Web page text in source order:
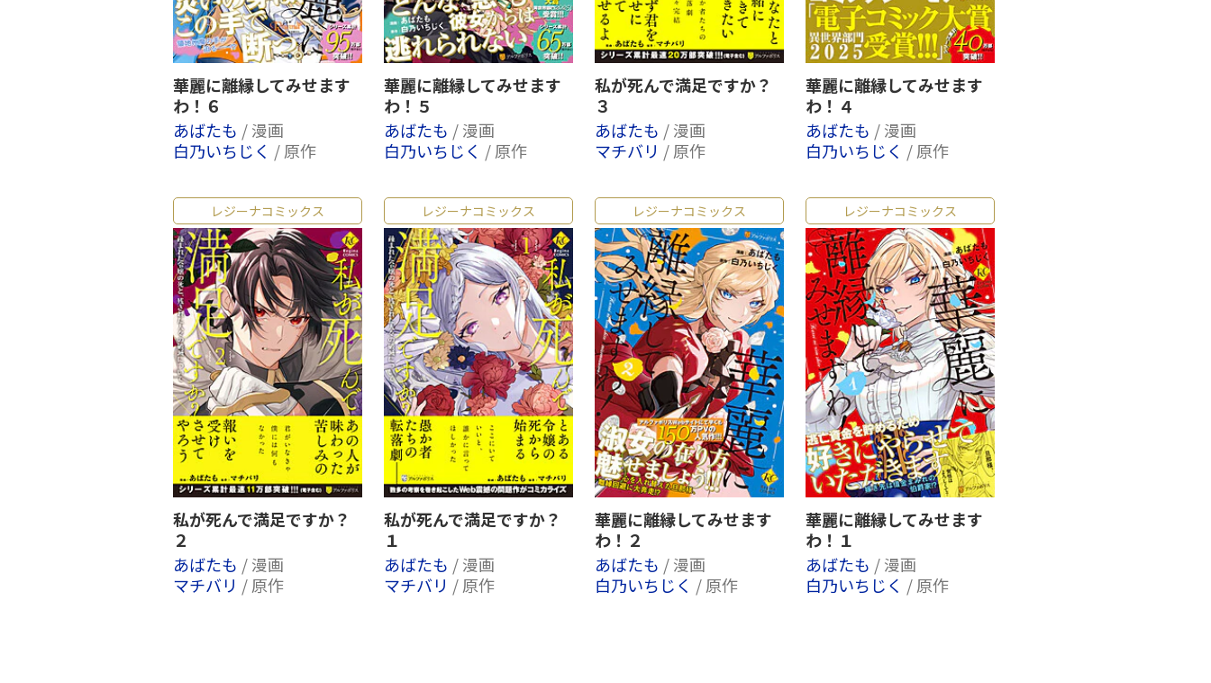
華麗に離縁してみせます
わ！６
あばたも / 漫画
白乃いちじく / 原作
華麗に離縁してみせます
わ！５
あばたも / 漫画
白乃いちじく / 原作
私が死んで満足ですか？
３
あばたも / 漫画
マチバリ / 原作
華麗に離縁してみせます
わ！４
あばたも / 漫画
白乃いちじく / 原作
レジーナコミックス
私が死んで満足ですか？
２
あばたも / 漫画
マチバリ / 原作
レジーナコミックス
私が死んで満足ですか？
１
あばたも / 漫画
マチバリ / 原作
レジーナコミックス
華麗に離縁してみせます
わ！２
あばたも / 漫画
白乃いちじく / 原作
レジーナコミックス
華麗に離縁してみせます
わ！１
あばたも / 漫画
白乃いちじく / 原作